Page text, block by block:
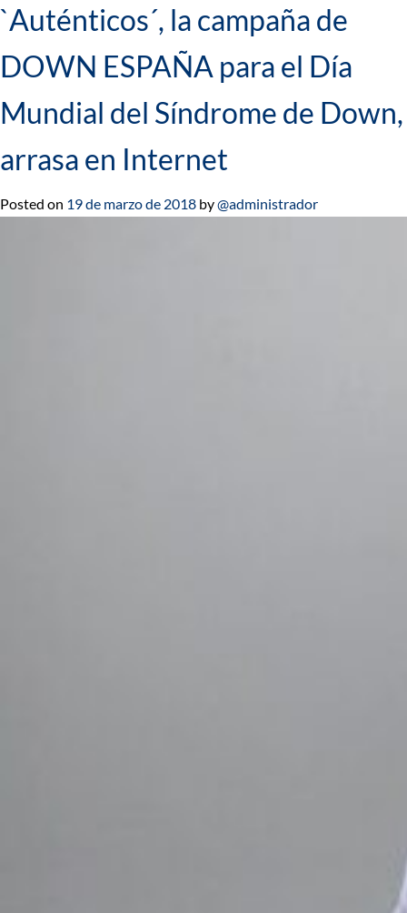
`Auténticos´, la campaña de
DOWN ESPAÑA para el Día
Mundial del Síndrome de Down,
arrasa en Internet
Posted on 19 de marzo de 2018 by@administrador